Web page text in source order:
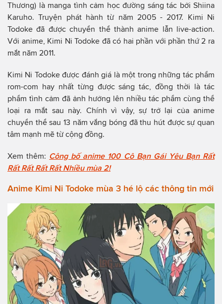
Thương) là manga tình cảm học đường sáng tác bởi Shiina
Karuho. Truyện phát hành từ năm 2005 - 2017. Kimi Ni
Todoke đã được chuyển thể thành anime lẫn live-action.
Với anime, Kimi Ni Todoke đã có hai phần với phần thứ 2 ra
mắt năm 2011.
Kimi Ni Todoke được đánh giá là một trong những tác phẩm
rom-com hay nhất từng được sáng tác, đồng thời là tác
phẩm tình cảm đã ảnh hưởng lên nhiều tác phẩm cùng thể
loại ra mắt sau này. Chính vì vậy, sự trở lại của anime
chuyển thể sau 13 năm vắng bóng đã thu hút được sự quan
tâm mạnh mẽ từ cộng đồng.
Xem thêm: Công bố anime 100 Cô Bạn Gái Yêu Bạn Rất
Rất Rất Rất Rất Nhiều mùa 2!
Anime Kimi Ni Todoke mùa 3 hé lộ các thông tin mới